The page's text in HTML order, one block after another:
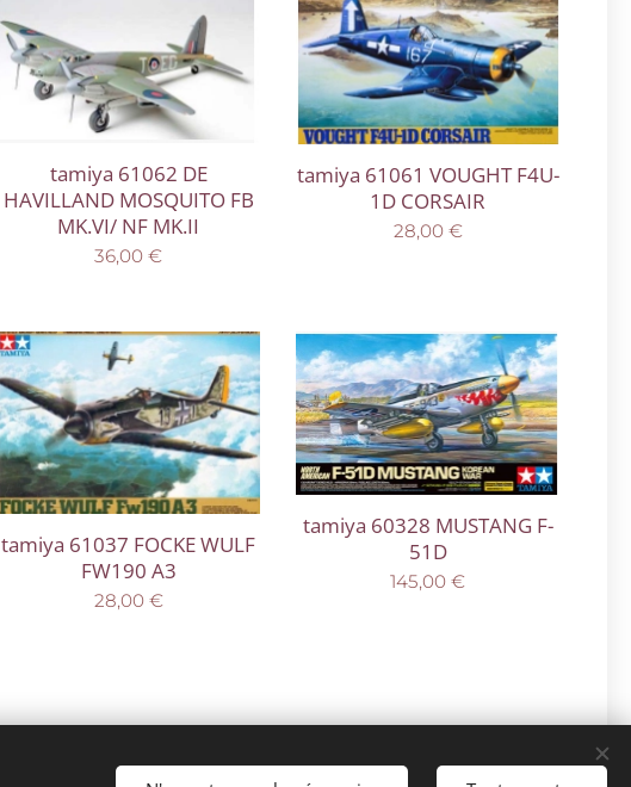
tamiya 61062 DE
HAVILLAND MOSQUITO FB
MK.VI/ NF MK.II
36,00 €
tamiya 61061 VOUGHT F4U-
1D CORSAIR
28,00€
tamiya 61037 FOCKE WULF
FW190 A3
28,00€
tamiya 60328 MUSTANG F-
51D
145,00 €